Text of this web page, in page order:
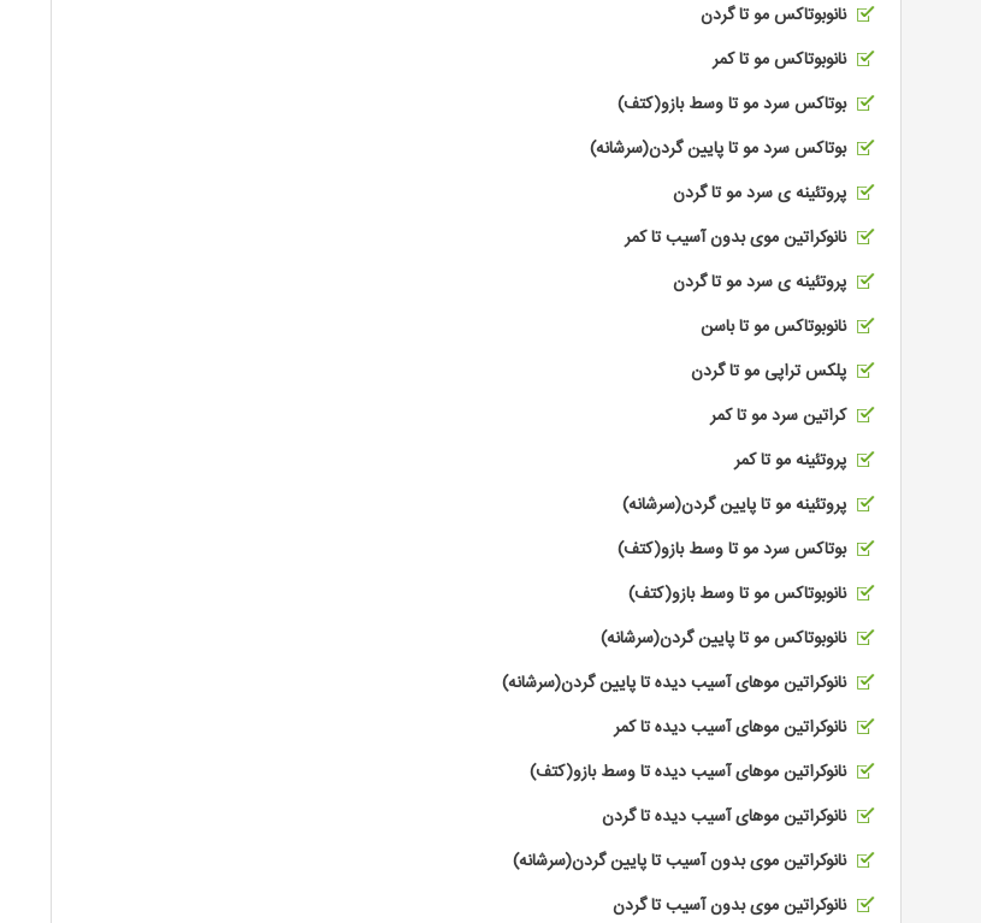
نانوبوتاکس مو تا گردن
نانوبوتاکس مو تا کمر
بوتاکس سرد مو تا وسط بازو(کتف)
بوتاکس سرد مو تا پایین گردن(سرشانه)
پروتئینه ی سرد مو تا گردن
نانوکراتین موی بدون آسیب تا کمر
پروتئینه ی سرد مو تا گردن
نانوبوتاکس مو تا باسن
پلکس تراپی مو تا گردن
کراتین سرد مو تا کمر
پروتئینه مو تا کمر
پروتئینه مو تا پایین گردن(سرشانه)
بوتاکس سرد مو تا وسط بازو(کتف)
نانوبوتاکس مو تا وسط بازو(کتف)
نانوبوتاکس مو تا پایین گردن(سرشانه)
نانوکراتین موهای آسیب دیده تا پایین گردن(سرشانه)
نانوکراتین موهای آسیب دیده تا کمر
نانوکراتین موهای آسیب دیده تا وسط بازو(کتف)
نانوکراتین موهای آسیب دیده تا گردن
نانوکراتین موی بدون آسیب تا پایین گردن(سرشانه)
نانوکراتین موی بدون آسیب تا گردن